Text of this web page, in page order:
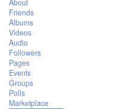
About
Friends
Albums
Videos
Audio
Followers
Pages
Events
Groups
Polls
Marketplace